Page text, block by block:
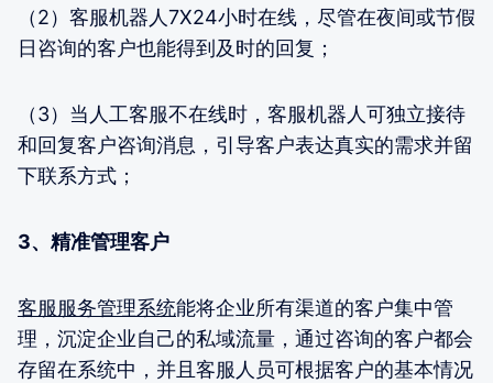
（2）客服机器人7X24小时在线，尽管在夜间或节假
日咨询的客户也能得到及时的回复；
（3）当人工客服不在线时，客服机器人可独立接待
和回复客户咨询消息，引导客户表达真实的需求并留
下联系方式；
3、精准管理客户
客服服务管理系统能将企业所有渠道的客户集中管
理，沉淀企业自己的私域流量，通过咨询的客户都会
存留在系统中，并且客服人员可根据客户的基本情况